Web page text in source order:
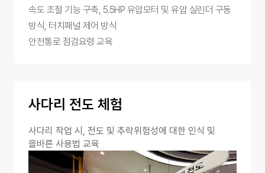
속도 조절 기능 구축, 5.5HP 유압모터 및 유압 실린더 구동
방식, 터치패널 제어 방식
안전통로 점검요령 교육
사다리 전도 체험
사다리 작업 시, 전도 및 추락위험성에 대한 인식 및
올바른 사용법 교육